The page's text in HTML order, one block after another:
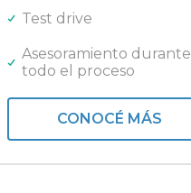
Peugeot
Quicksilver
Renault
Royal Enfield
Triumph
Test drive
Asesoramiento durante
todo el proceso
CONOCÉ MÁS